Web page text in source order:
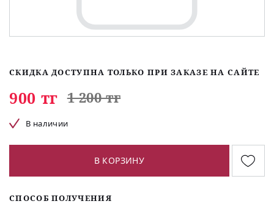
СКИДКА ДОСТУПНА ТОЛЬКО ПРИ ЗАКАЗЕ НА САЙТЕ
900 тг 1 200 тг
В наличии
В КОРЗИНУ
СПОСОБ ПОЛУЧЕНИЯ